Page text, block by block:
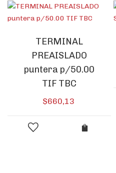
TERMINAL
PREAISLADO
puntera p/50.00
TIF TBC
$660,13